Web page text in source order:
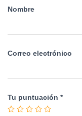
Nombre
Correo electrónico
Tu puntuación *